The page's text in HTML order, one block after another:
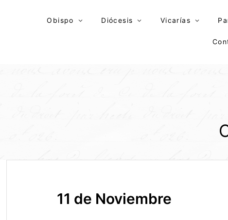
Obispo Diócesis Vicarías
11 de Noviembre